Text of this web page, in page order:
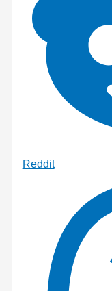
Reddit